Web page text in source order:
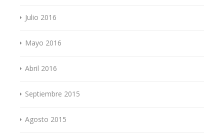
Julio 2016
Mayo 2016
Abril 2016
Septiembre 2015
Agosto 2015